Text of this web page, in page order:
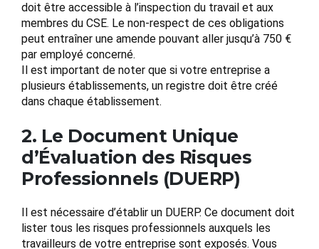
doit être accessible à l’inspection du travail et aux
membres du CSE. Le non-respect de ces obligations
peut entraîner une amende pouvant aller jusqu’à 750 €
par employé concerné.
Il est important de noter que si votre entreprise a
plusieurs établissements, un registre doit être créé
dans chaque établissement.
2. Le Document Unique
d’Évaluation des Risques
Professionnels (DUERP)
Il est nécessaire d’établir un DUERP. Ce document doit
lister tous les risques professionnels auxquels les
travailleurs de votre entreprise sont exposés. Vous